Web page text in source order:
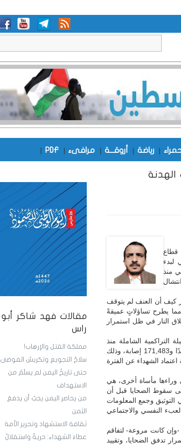
| رياضة | أروقـــة | مرافىء |
PDF
|
مقالات فهد شاكر أبو
راس
مملكة القتل والإرهاب!
سلاحُ التجويع وتكريسُ الفوضى
حتى تاريخُ اليمن لم يسلَمْ من
الاستهداف
من يحاصر اليمن يجبُ أن يدفعَ
الثمن
ثقافة الاستشهاد وتحرير الأمة
عطاءُ الشهداء: حريةٌ واستقلالٌ
قطاع
لبدء
منذ
مع تسجيل 715 حالة انتشال
كيف أن العنف لم يتوقف
مما يطرح تساؤلاتٍ عميقةً
النار في ظل استمرار
التراكمية الشاملة منذ
بداية هذا العدوان في 7 أكتوبر 2023، حيث تصل الأرقام إلى 71,769 شهيدًا و171,483 إصابة، وذلك
اعتماد الشهداء عن الفترة
وراءها مأساة أخرى، هي
سقوط الضحايا قبل أن
وجمع المعلومات
النفسي والاجتماعي
وإن كانت مروعة- لتفاقم
تدفق الضحايا، وتقييد